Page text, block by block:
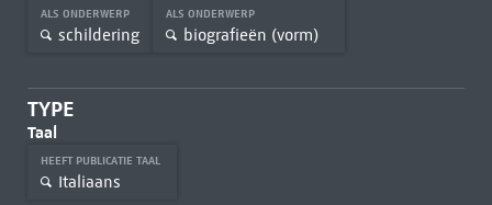
ALS ONDERWERP
schildering
ALS ONDERWERP
biografieën (vorm)
TYPE
Taal
HEEFT PUBLICATIE TAAL
Italiaans